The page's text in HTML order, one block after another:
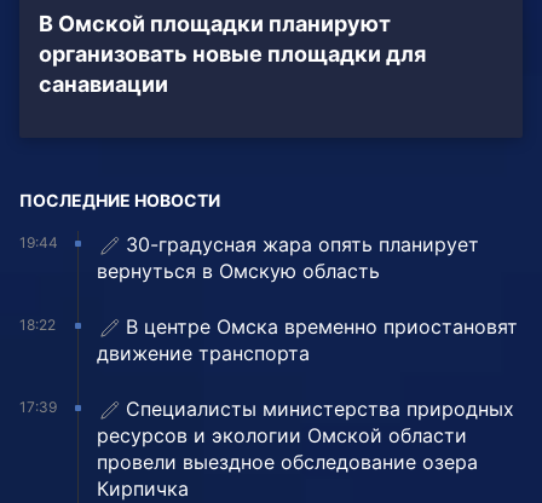
В Омской площадки планируют
организовать новые площадки для
санавиации
ПОСЛЕДНИЕ НОВОСТИ
19:44
30-градусная жара опять планирует
вернуться в Омскую область
18:22
В центре Омска временно приостановят
движение транспорта
17:39
Специалисты министерства природных
ресурсов и экологии Омской области
провели выездное обследование озера
Кирпичка